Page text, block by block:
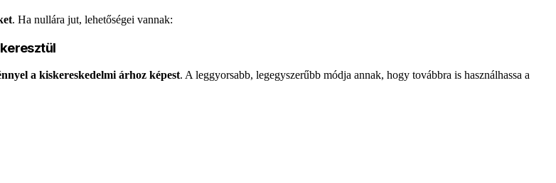
. Ha nullára jut, lehetőségei vannak:
a kiskereskedelmi árhoz képest. A leggyorsabb, legegyszerűbb módja annak, hogy továbbra is használhassa a